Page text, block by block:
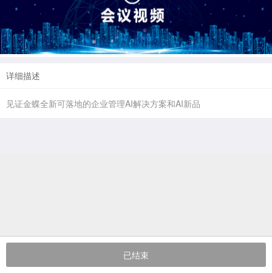
详细描述
见证金蝶全新可落地的企业管理AI解决方案和AI新品
已结束